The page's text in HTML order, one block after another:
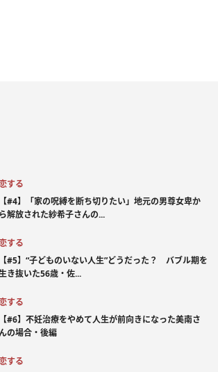
する
【#4】「家の呪縛を断ち切りたい」地元の男尊女卑か
ら解放された紗希子さんの...
する
【#5】“子どものいない人生”どうだった？ バブル期を
き抜いた56歳・佐...
する
【#6】不妊治療をやめて人生が前向きになった美南さ
の場合・後編
する